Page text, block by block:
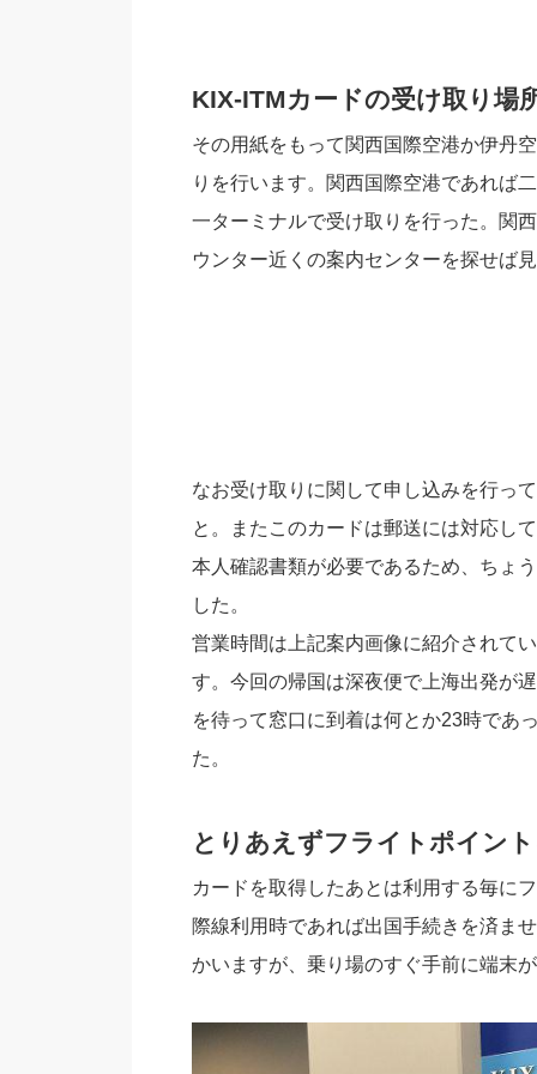
KIX-ITMカードの受け取り場
その用紙をもって関西国際空港か伊丹
りを行います。関西国際空港であれば
一ターミナルで受け取りを行った。関
ウンター近くの案内センターを探せば
なお受け取りに関して申し込みを行っ
と。またこのカードは郵送には対応し
本人確認書類が必要であるため、ちょ
した。
営業時間は上記案内画像に紹介されて
す。今回の帰国は深夜便で上海出発が
を待って窓口に到着は何とか23時であ
た。
とりあえずフライトポイン
カードを取得したあとは利用する毎に
際線利用時であれば出国手続きを済ま
かいますが、乗り場のすぐ手前に端末